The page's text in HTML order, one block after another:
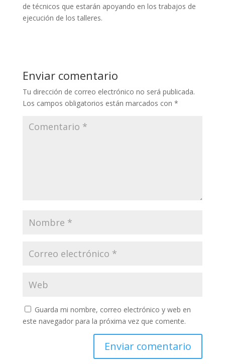
de técnicos que estarán apoyando en los trabajos de
ejecución de los talleres.
Enviar comentario
Tu dirección de correo electrónico no será publicada.
Los campos obligatorios están marcados con *
Guarda mi nombre, correo electrónico y web en
este navegador para la próxima vez que comente.